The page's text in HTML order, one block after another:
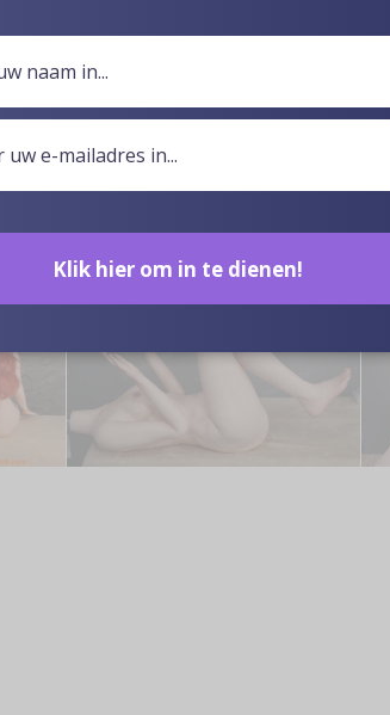
Klik hier om in te dienen!